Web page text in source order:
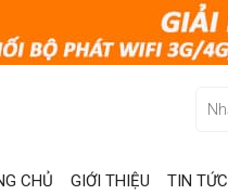
CHỦ GIỚI THIỆU TIN TỨC